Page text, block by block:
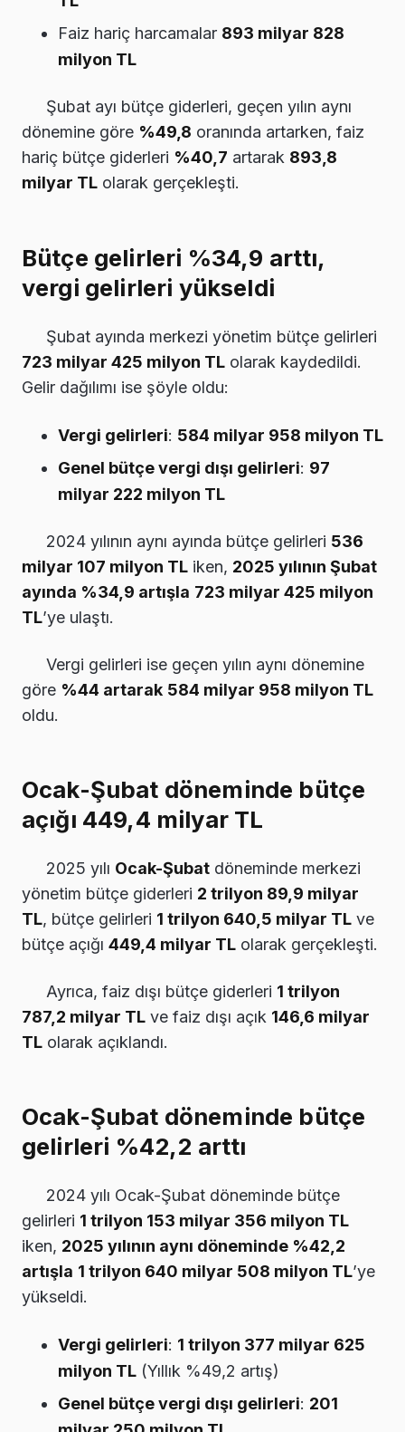
Faiz hariç harcamalar 893 milyar 828
milyon TL
Şubat ayı bütçe giderleri, geçen yılın aynı
dönemine göre %49,8 oranında artarken, faiz
hariç bütçe giderleri %40,7 artarak 893,8
milyar TL olarak gerçekleşti.
Bütçe gelirleri %34,9 arttı,
vergi gelirleri yükseldi
Şubat ayında merkezi yönetim bütçe gelirleri
723 milyar 425 milyon TL olarak kaydedildi.
Gelir dağılımı ise şöyle oldu:
Vergi gelirleri: 584 milyar 958 milyon TL
Genel bütçe vergi dışı gelirleri: 97
milyar 222 milyon TL
2024 yılının aynı ayında bütçe gelirleri 536
milyar 107 milyon TL iken, 2025 yılının Şubat
ayında %34,9 artışla 723 milyar 425 milyon
TL’ye ulaştı.
Vergi gelirleri ise geçen yılın aynı dönemine
göre %44 artarak 584 milyar 958 milyon TL
oldu.
Ocak-Şubat döneminde bütçe
açığı 449,4 milyar TL
2025 yılı Ocak-Şubat döneminde merkezi
yönetim bütçe giderleri 2 trilyon 89,9 milyar
TL, bütçe gelirleri 1 trilyon 640,5 milyar TL ve
bütçe açığı 449,4 milyar TL olarak gerçekleşti.
Ayrıca, faiz dışı bütçe giderleri 1 trilyon
787,2 milyar TL ve faiz dışı açık 146,6 milyar
TL olarak açıklandı.
Ocak-Şubat döneminde bütçe
gelirleri %42,2 arttı
2024 yılı Ocak-Şubat döneminde bütçe
gelirleri 1 trilyon 153 milyar 356 milyon TL
iken, 2025 yılının aynı döneminde %42,2
artışla 1 trilyon 640 milyar 508 milyon TL’ye
yükseldi.
Vergi gelirleri: 1 trilyon 377 milyar 625
milyon TL (Yıllık %49,2 artış)
Genel bütçe vergi dışı gelirleri: 201